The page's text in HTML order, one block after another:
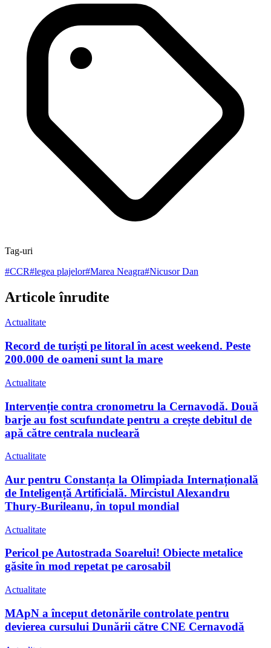
Tag-uri
#CCR#legea plajelor#Marea Neagra#Nicusor Dan
Articole înrudite
Actualitate
Record de turiști pe litoral în acest weekend. Peste
200.000 de oameni sunt la mare
Actualitate
Intervenție contra cronometru la Cernavodă. Două
barje au fost scufundate pentru a crește debitul de
apă către centrala nucleară
Actualitate
Aur pentru Constanța la Olimpiada Internațională
de Inteligență Artificială. Mircistul Alexandru
Thury-Burileanu, în topul mondial
Actualitate
Pericol pe Autostrada Soarelui! Obiecte metalice
găsite în mod repetat pe carosabil
Actualitate
MApN a început detonările controlate pentru
devierea cursului Dunării către CNE Cernavodă